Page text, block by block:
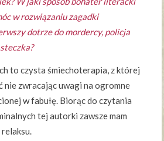
w rozwiązaniu zagadki
dotrze do mordercy, policja
to czysta śmiechoterapia, z której
nie zwracając uwagi na ogromne
w fabułę. Biorąc do czytania
tej autorki zawsze mam